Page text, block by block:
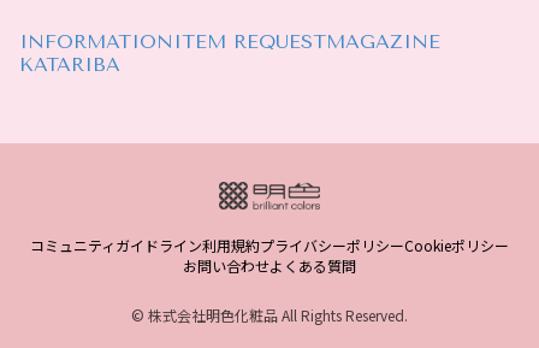
INFORMATION ITEM REQUESTMAGAZINE
KATARIBA
コミュニティガイドライン利用規約プライバシーポリシーCookieポリシー
お問い合わせよくある質問
© 株式会社明色化粧品 All Rights Reserved.